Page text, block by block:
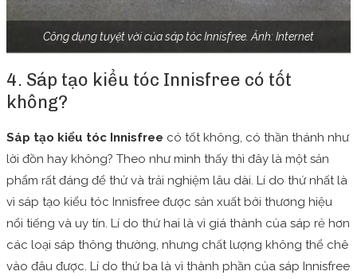
Công dụng tuyệt vời của sáp tóc Innisfree. Ảnh: Internet
4. Sáp tạo kiểu tóc Innisfree có tốt
không?
Sáp tạo kiểu tóc Innisfree có tốt không, có thần thánh như
lời đồn hay không? Theo như mình thấy thì đây là một sản
phẩm rất đáng để thử và trải nghiệm lâu dài. Lí do thứ nhất là
vì sáp tạo kiểu tóc Innisfree được sản xuất bởi thương hiệu
nổi tiếng và uy tín. Lí do thứ hai là vì giá thành của sáp rẻ hơn
các loại sáp thông thường, nhưng chất lượng không thể chê
vào đâu được. Lí do thứ ba là vì thành phần của sáp Innisfree